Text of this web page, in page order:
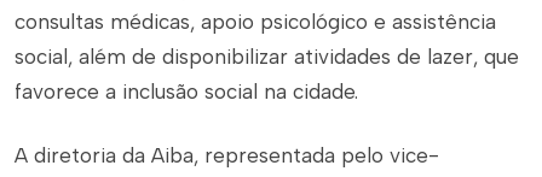
consultas médicas, apoio psicológico e assistência
social, além de disponibilizar atividades de lazer, que
favorece a inclusão social na cidade.
A diretoria da Aiba, representada pelo vice-